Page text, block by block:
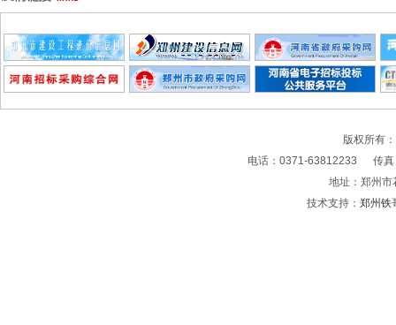
版权所有
电话：0371-63812233 传
地址：郑州
技术支持： 郑州铁